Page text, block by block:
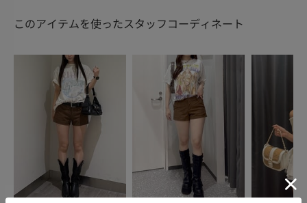
このアイテムを使ったスタッフコーディネート